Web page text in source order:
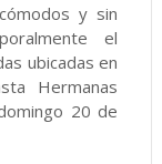
y sin
el
ubicadas en
Hermanas
20 de